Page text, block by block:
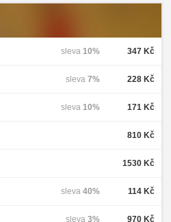
347 Kč
sleva 10%
228 Kč
sleva 7%
171 Kč
sleva 10%
810 Kč
1530 Kč
114 Kč
sleva 40%
970 Kč
sleva 3%